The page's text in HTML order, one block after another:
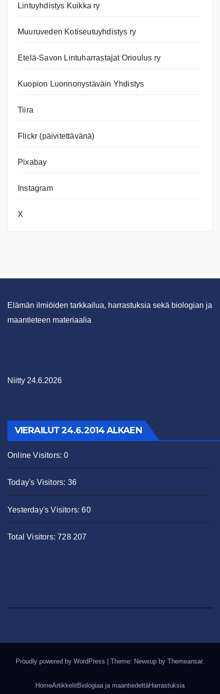
Lintuyhdistys Kuikka ry
Muuruveden Kotiseutuyhdistys ry
Etelä-Savon Lintuharrastajat Orioulus ry
Kuopion Luonnonystäväin Yhdistys
Tiira
Flickr (päivitettävänä)
Pixabay
Instagram
X
Elämän ilmiöiden tarkkailua, harrastuksia sekä biologian ja
maantieteen materiaalia
Niitty 24.6.2026
VIERAILUT 24.6.2014 ALKAEN
Online Visitors:0
Today's Visitors: 36
Yesterday's Visitors:60
Total Visitors:728 207
Proudly powered by WordPress Theme: Newsup by Themeansar.
HomeArtikkelitBiologiaa ja maantiedettäHarrastuksia